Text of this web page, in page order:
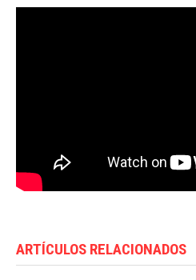
ARTÍCULOS RELACIONADOS